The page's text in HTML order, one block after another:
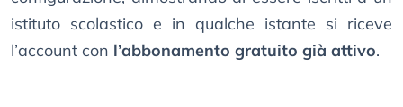
istituto scolastico e in qualche istante si riceve
l’account con l’abbonamento gratuito già attivo.